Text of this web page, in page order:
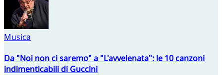
Musica
Da "Noi non ci saremo" a "L'avvelenata": le 10 canzoni
indimenticabili di Guccini